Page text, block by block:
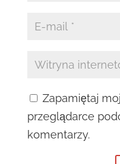
Zapamiętaj
przeglądarce
komentarzy.